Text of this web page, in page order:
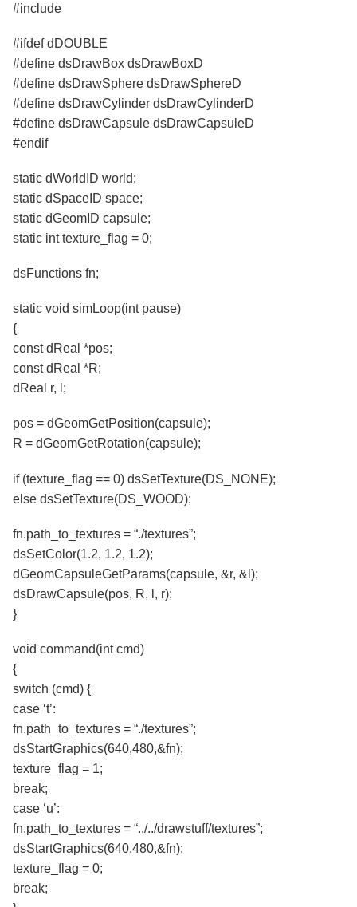
#include
#ifdef dDOUBLE
#define dsDrawBox dsDrawBoxD
#define dsDrawSphere dsDrawSphereD
#define dsDrawCylinder dsDrawCylinderD
#define dsDrawCapsule dsDrawCapsuleD
#endif
static dWorldID world;
static dSpaceID space;
static dGeomID capsule;
static int texture_flag = 0;
dsFunctions fn;
static void simLoop(int pause)
{
const dReal *pos;
const dReal *R;
dReal r, l;
pos = dGeomGetPosition(capsule);
R = dGeomGetRotation(capsule);
if (texture_flag == 0) dsSetTexture(DS_NONE);
else dsSetTexture(DS_WOOD);
fn.path_to_textures = “./textures”;
dsSetColor(1.2, 1.2, 1.2);
dGeomCapsuleGetParams(capsule, &r, &l);
dsDrawCapsule(pos, R, l, r);
}
void command(int cmd)
{
switch (cmd) {
case ‘t’:
fn.path_to_textures = “./textures”;
dsStartGraphics(640,480,&fn);
texture_flag = 1;
break;
case ‘u’:
fn.path_to_textures = “../../drawstuff/textures”;
dsStartGraphics(640,480,&fn);
texture_flag = 0;
break;